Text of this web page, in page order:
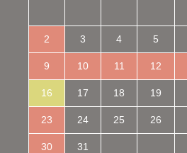
2 3 4 5
9 10 11 12
16 17 18 19
23 24 25 26
30 31